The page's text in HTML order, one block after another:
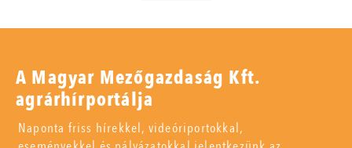
A Magyar Mezőgazdaság Kft.
agrárhírportálja
Naponta friss hírekkel, videóriportokkal,